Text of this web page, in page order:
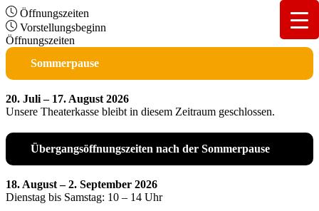
Öffnungszeiten
Vorstellungsbeginn
Öffnungszeiten
Sommerpause
20. Juli – 17. August 2026
Unsere Theaterkasse bleibt in diesem Zeitraum geschlossen.
Übergangsöffnungszeiten nach der Sommerpause
18. August – 2. September 2026
Dienstag bis Samstag: 10 – 14 Uhr